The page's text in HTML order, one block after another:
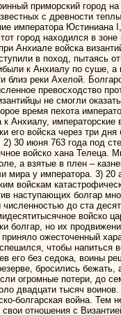
приморский город
с древности
императора
город находился в
Анхиале войска
в поход, пытаясь
к Анхиалу по суше,
близ реки Ахелой.
превосходство
не смогли
время пехота
к Анхиалу,
его войска через три
30 июня 763 года под
войско хана Телеца.
а взятые в плен –
мира у императора. 3) 20
войскам
наступающих болгар
численностью до ста
войско
болгар, но их
ожесточенный
чтобы
его без седока, воины
бросились
огромные потери, до
двадцати тысяч
болгарская война.
отношения с